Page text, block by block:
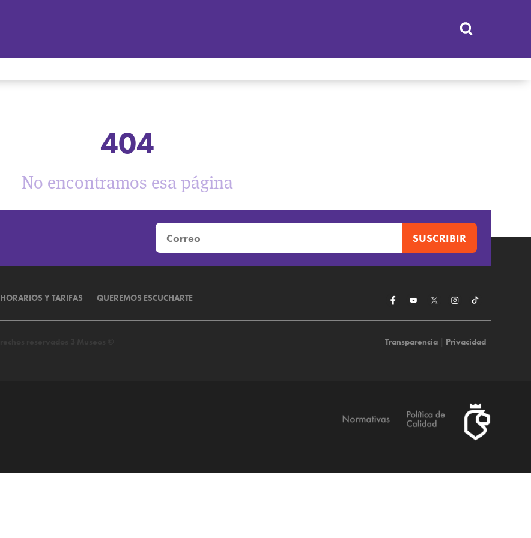
404
No encontramos esa página
HORARIOS Y TARIFAS QUEREMOS ESCUCHARTE
Transparencia| Privacidad